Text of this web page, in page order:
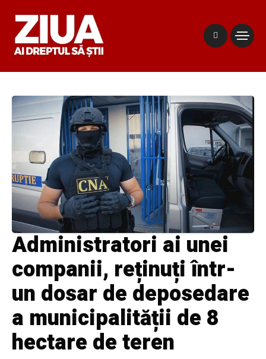
Administratori ai unei
companii, reținuți într-
un dosar de deposedare
a municipalității de 8
hectare de teren